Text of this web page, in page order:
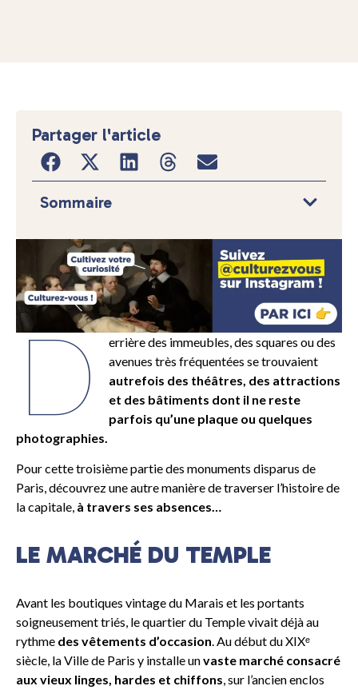
D
errière des immeubles, des squares ou des
avenues très fréquentées se trouvaient
autrefois des théâtres, des attractions
et des bâtiments dont il ne reste
parfois qu’une plaque ou quelques
photographies.
Pour cette troisième partie des monuments disparus de
Paris, découvrez une autre manière de traverser l’histoire de
la capitale, à travers ses absences…
LE MARCHÉ DU TEMPLE
Avant les boutiques vintage du Marais et les portants
soigneusement triés, le quartier du Temple vivait déjà au
rythme des vêtements d’occasion. Au début du XIXᵉ
siècle, la Ville de Paris y installe unvaste marché consacré
aux vieux linges, hardes et chiffons, sur l’ancien enclos
Partager l'article
Sommaire